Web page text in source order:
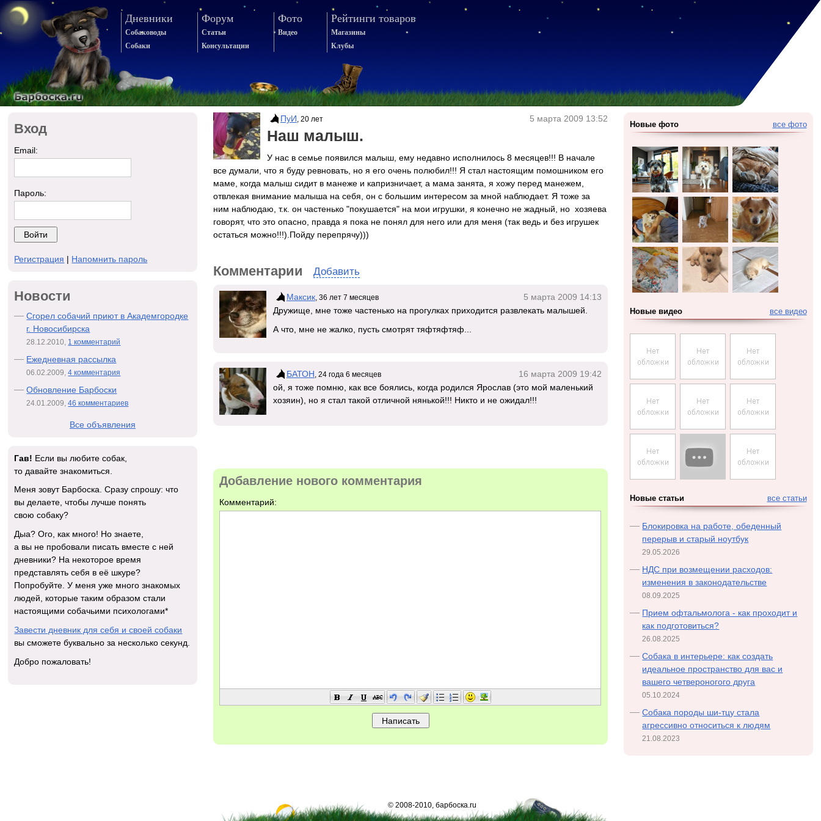
Дневники
Собаководы
Собаки
Форум
Статьи
Консультации
Фото
Видео
Рейтинги товаров
Магазины
Клубы
5 марта 2009 13:52
ПуИ, 20 лет
Наш малыш.
У нас в семье появился малыш, ему недавно исполнилось 8 месяцев!!! В начале
все думали, что я буду ревновать, но я его очень полюбил!!! Я стал настоящим помошником его
маме, когда малыш сидит в манеже и капризничает, а мама занята, я хожу перед манежем,
отвлекая внимание малыша на себя, он с большим интересом за мной наблюдает. Я тоже за
ним наблюдаю, т.к. он частенько "покушается" на мои игрушки, я конечно не жадный, но хозяева
говорят, что это опасно, правда я пока не понял для него или для меня (так ведь и без игрушек
остаться можно!!!).Пойду перепрячу)))
Комментарии Добавить
5 марта 2009 14:13
Максик, 36 лет 7 месяцев
Дружище, мне тоже частенько на прогулках приходится развлекать малышей.
А что, мне не жалко, пусть смотрят тяфтяфтяф...
16 марта 2009 19:42
БАТОН , 24 года 6 месяцев
ой, я тоже помню, как все боялись, когда родился Ярослав (это мой маленький
хозяин), но я стал такой отличной нянькой!!! Никто и не ожидал!!!
Добавление нового комментария
Комментарий:
Вход
Email:
Пароль:
Регистрация | Напомнить пароль
Новости
Сгорел собачий приют в Академгородке
г. Новосибирска
28.12.2010, 1 комментарий
Ежедневная рассылка
06.02.2009,4 комментария
Обновление Барбоски
24.01.2009,46 комментариев
Все объявления
Гав! Если вы любите собак,
то давайте знакомиться.
Меня зовут Барбоска. Сразу спрошу: что
вы делаете, чтобы лучше понять
свою собаку?
Дыа? Ого, как много! Но знаете,
а вы не пробовали писать вместе с ней
дневники? На некоторое время
представлять себя в её шкуре?
Попробуйте. У меня уже много знакомых
людей, которые таким образом стали
настоящими собачьими психологами*
Завести дневник для себя и своей собаки
вы сможете буквально за несколько секунд.
Добро пожаловать!
все фото
Новые фото
все видео
Новые видео
все статьи
Новые статьи
Блокировка на работе, обеденный
перерыв и старый ноутбук
29.05.2026
НДС при возмещении расходов:
изменения в законодательстве
08.09.2025
Прием офтальмолога - как проходит и
как подготовиться?
26.08.2025
Собака в интерьере: как создать
идеальное пространство для вас и
вашего четвероногого друга
05.10.2024
Cобака породы ши-тцу стала
агрессивно относиться к людям
21.08.2023
© 2008-2010, барбоска.ru